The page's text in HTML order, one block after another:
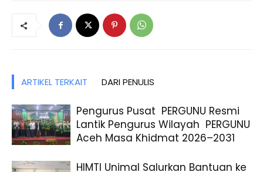
ARTIKEL TERKAIT DARI PENULIS
Pengurus Pusat PERGUNU Resmi
Lantik Pengurus Wilayah PERGUNU
Aceh Masa Khidmat 2026–2031
HIMTI Unimal Salurkan Bantuan ke